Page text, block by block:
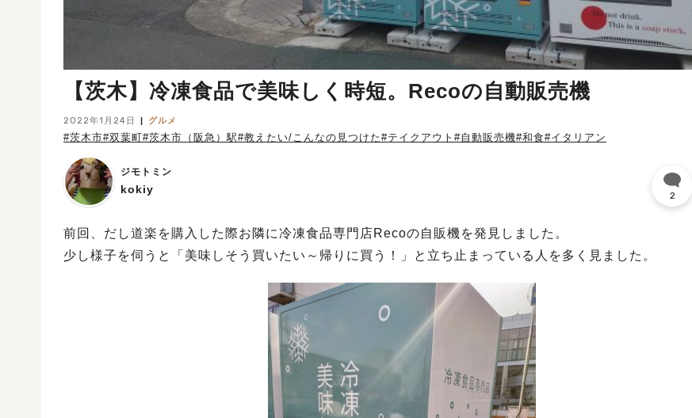
【茨木】冷凍食品で美味しく時短。Recoの自動販売機
2022年1月24日 グルメ
#茨木市#双葉町#茨木市（阪急）駅#教えたい/こんなの見つけた#テイクアウト #自動販売機#和食#イタリアン
ジモトミン
kokiy 2
前回、だし道楽を購入した際お隣に冷凍食品専門店Recoの自販機を発見しました。
少し様子を伺うと「美味しそう買いたい～帰りに買う！」と立ち止まっている人を多く見ました。